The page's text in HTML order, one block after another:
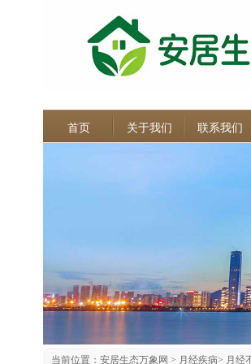
首页 关于我们 联系我们
当前位置： 安居生态万象网 > 月经疾病> 月经